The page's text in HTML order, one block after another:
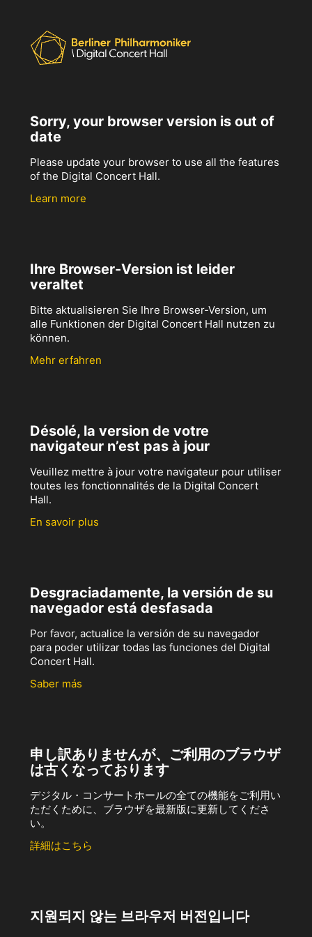
Sorry, your browser version is out of
date
Please update your browser to use all the features
of the Digital Concert Hall.
Learn more
Ihre Browser-Version ist leider
veraltet
Bitte aktualisieren Sie Ihre Browser-Version, um
alle Funktionen der Digital Concert Hall nutzen zu
können.
Mehr erfahren
Désolé, la version de votre
navigateur n’est pas à jour
Veuillez mettre à jour votre navigateur pour utiliser
toutes les fonctionnalités de la Digital Concert
Hall.
En savoir plus
Desgraciadamente, la versión de su
navegador está desfasada
Por favor, actualice la versión de su navegador
para poder utilizar todas las funciones del Digital
Concert Hall.
Saber más
申し訳ありませんが、ご利用のブラウザ
は古くなっております
デジタル・コンサートホールの全ての機能をご利用い
ただくために、ブラウザを最新版に更新してくださ
い。
詳細はこちら
지원되지 않는 브라우저 버전입니다